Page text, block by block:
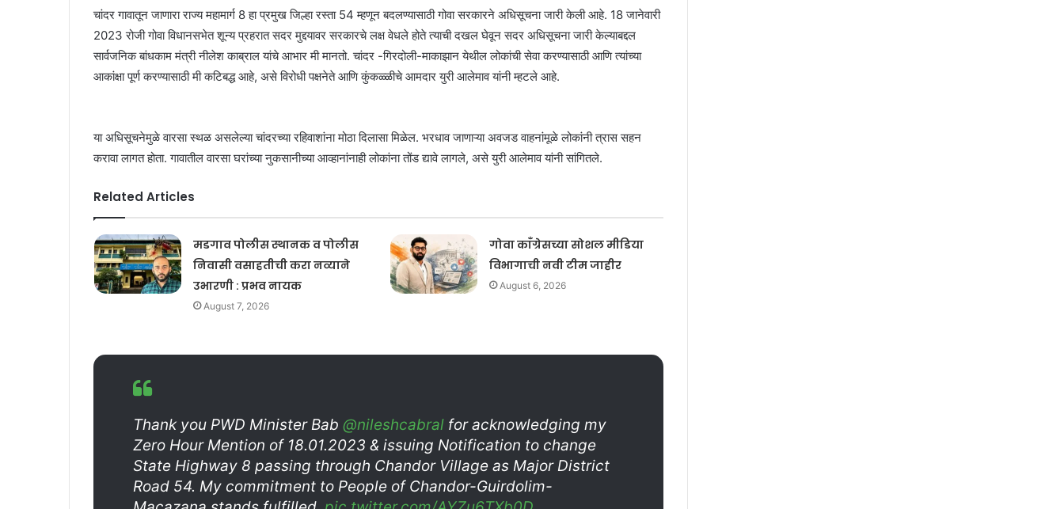
चांदर गावातून जाणारा राज्य महामार्ग 8 हा प्रमुख जिल्हा रस्ता 54 म्हणून बदलण्यासाठी गोवा सरकारने अधिसूचना जारी केली आहे. 18 जानेवारी
2023 रोजी गोवा विधानसभेत शून्य प्रहरात सदर मुद्दयावर सरकारचे लक्ष वेधले होते त्याची दखल घेवून सदर अधिसूचना जारी केल्याबद्दल
सार्वजनिक बांधकाम मंत्री नीलेश काब्राल यांचे आभार मी मानतो. चांदर -गिरदोली-माकाझान येथील लोकांची सेवा करण्यासाठी आणि त्यांच्या
आकांक्षा पूर्ण करण्यासाठी मी कटिबद्ध आहे, असे विरोधी पक्षनेते आणि कुंकळ्ळीचे आमदार युरी आलेमाव यांनी म्हटले आहे.
या अधिसूचनेमुळे वारसा स्थळ असलेल्या चांदरच्या रहिवाशांना मोठा दिलासा मिळेल. भरधाव जाणाऱ्या अवजड वाहनांमूळे लोकांनी त्रास सहन
करावा लागत होता. गावातील वारसा घरांच्या नुकसानीच्या आव्हानांनाही लोकांना तोंड द्यावे लागले, असे युरी आलेमाव यांनी सांगितले.
Related Articles
मडगाव पोलीस स्थानक व पोलीस
निवासी वसाहतीची करा नव्याने
उभारणी : प्रभव नायक
August 7, 2026
गोवा काँग्रेसच्या सोशल मीडिया
विभागाची नवी टीम जाहीर
August 6, 2026
Thank you PWD Minister Bab @nileshcabral for acknowledging my
Zero Hour Mention of 18.01.2023 & issuing Notification to change
State Highway 8 passing through Chandor Village as Major District
Road 54. My commitment to People of Chandor-Guirdolim-